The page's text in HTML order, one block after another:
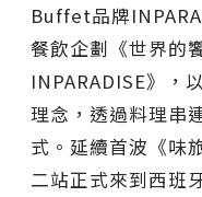
Buffet品牌
餐飲企劃《世界的
INPARADISE》，
理念，透過料理串
式。延續首波《味
二站正式來到西班